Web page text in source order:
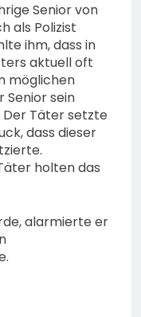
Senior von
als Polizist
ihm, dass in
aktuell oft
möglichen
Senior sein
Der Täter setzte
dass dieser
holten das
alarmierte er